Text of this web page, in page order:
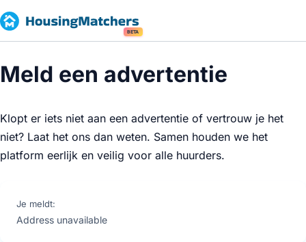
BETA
Meld een advertentie
Klopt er iets niet aan een advertentie of vertrouw je het
niet? Laat het ons dan weten. Samen houden we het
platform eerlijk en veilig voor alle huurders.
Je meldt:
Address unavailable